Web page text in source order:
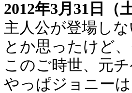
2012年3月31日（土
主人公が登場し
とか思ったけど
このご時世、元
やっぱジョニー